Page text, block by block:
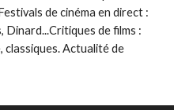
de cinéma en direct :
Dinard...Critiques de films :
Actualité de